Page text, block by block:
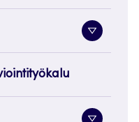
painike